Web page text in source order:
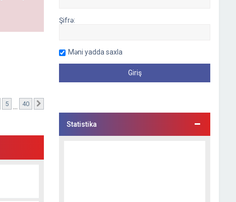
səhifə)
5 40
Şifrə:
Məni yadda saxla
Statistika